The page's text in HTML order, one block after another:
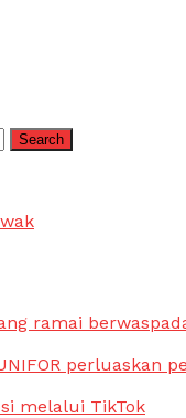
ramai
perluaskan
melalui TikTok